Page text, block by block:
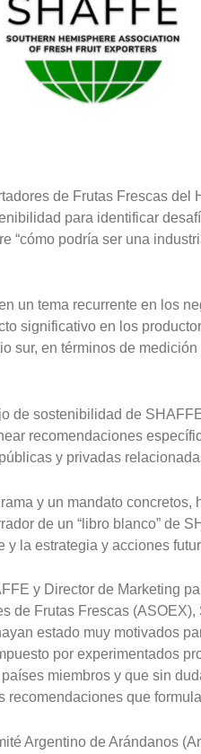
de Frutas Frescas del
para identificar
“cómo podría ser una
un tema recurrente en los
significativo en los
sur, en términos de
de sostenibilidad de
recomendaciones
y privadas
y un mandato concretos,
de un “libro blanco” de
y la estrategia y acciones
y Director de Marketing
de Frutas Frescas
estado muy motivados
por experimentados
miembros y que sin
que
Argentino de Arándanos